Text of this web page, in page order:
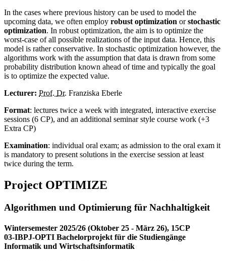
In the cases where previous history can be used to model the
upcoming data, we often employ robust optimization orstochastic
optimization. In robust optimization, the aim is to optimize the
worst-case of all possible realizations of the input data. Hence, this
model is rather conservative. In stochastic optimization however, the
algorithms work with the assumption that data is drawn from some
probability distribution known ahead of time and typically the goal
is to optimize the expected value.
Lecturer: Prof. Dr. Franziska Eberle
Format: lectures twice a week with integrated, interactive exercise
sessions (6 CP), and an additional seminar style course work (+3
Extra CP)
Examination: individual oral exam; as admission to the oral exam it
is mandatory to present solutions in the exercise session at least
twice during the term.
Project OPTIMIZE
Algorithmen und Optimierung für Nachhaltigkeit
Wintersemester 2025/26 (Oktober 25 - März 26), 15CP
03-IBPJ-OPTI Bachelorprojekt für die Studiengänge
Informatik und Wirtschaftsinformatik